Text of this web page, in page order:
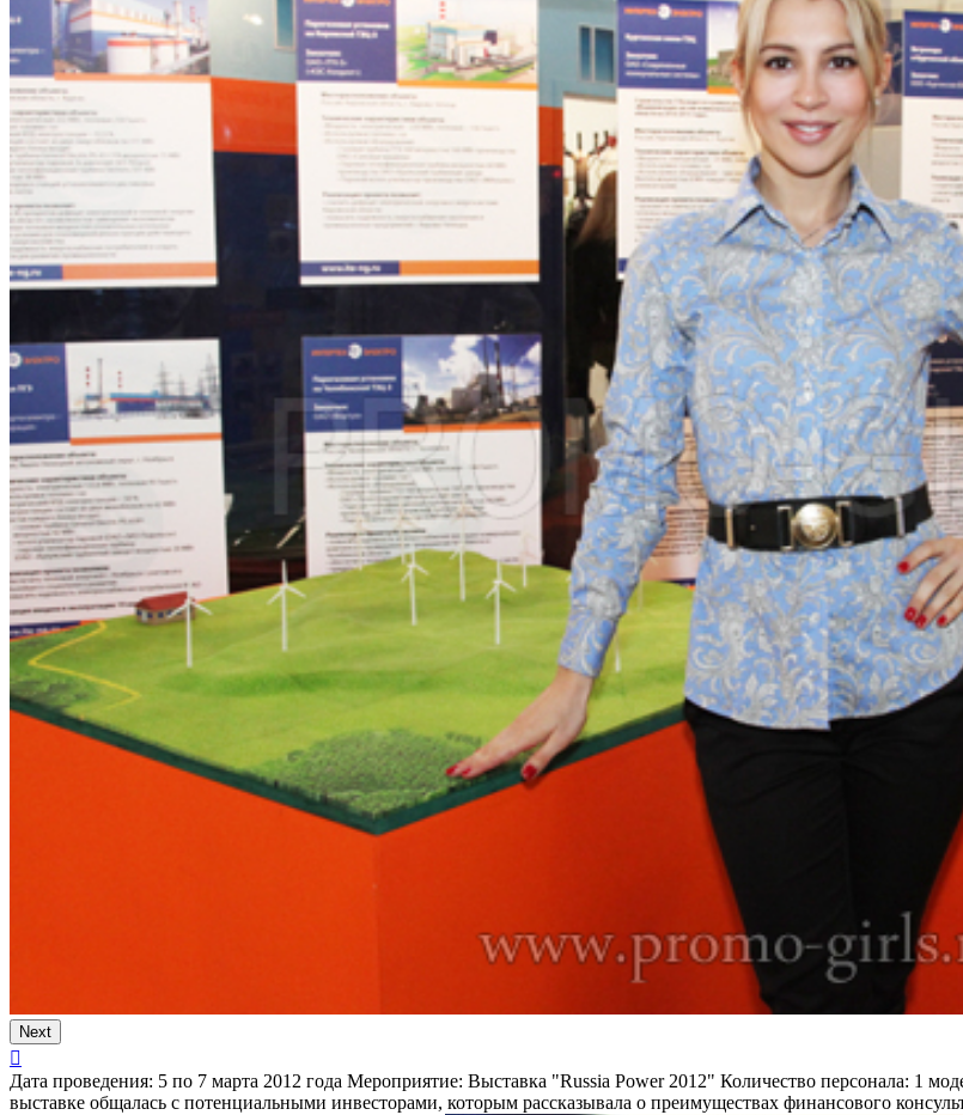
Next
Дата проведения: 5 по 7 марта 2012 года Мероприятие: Выставка "Russia Power 2012" Количество персонала: 1
выставке общалась с потенциальными инвесторами, которым рассказывала о преимуществах финансового